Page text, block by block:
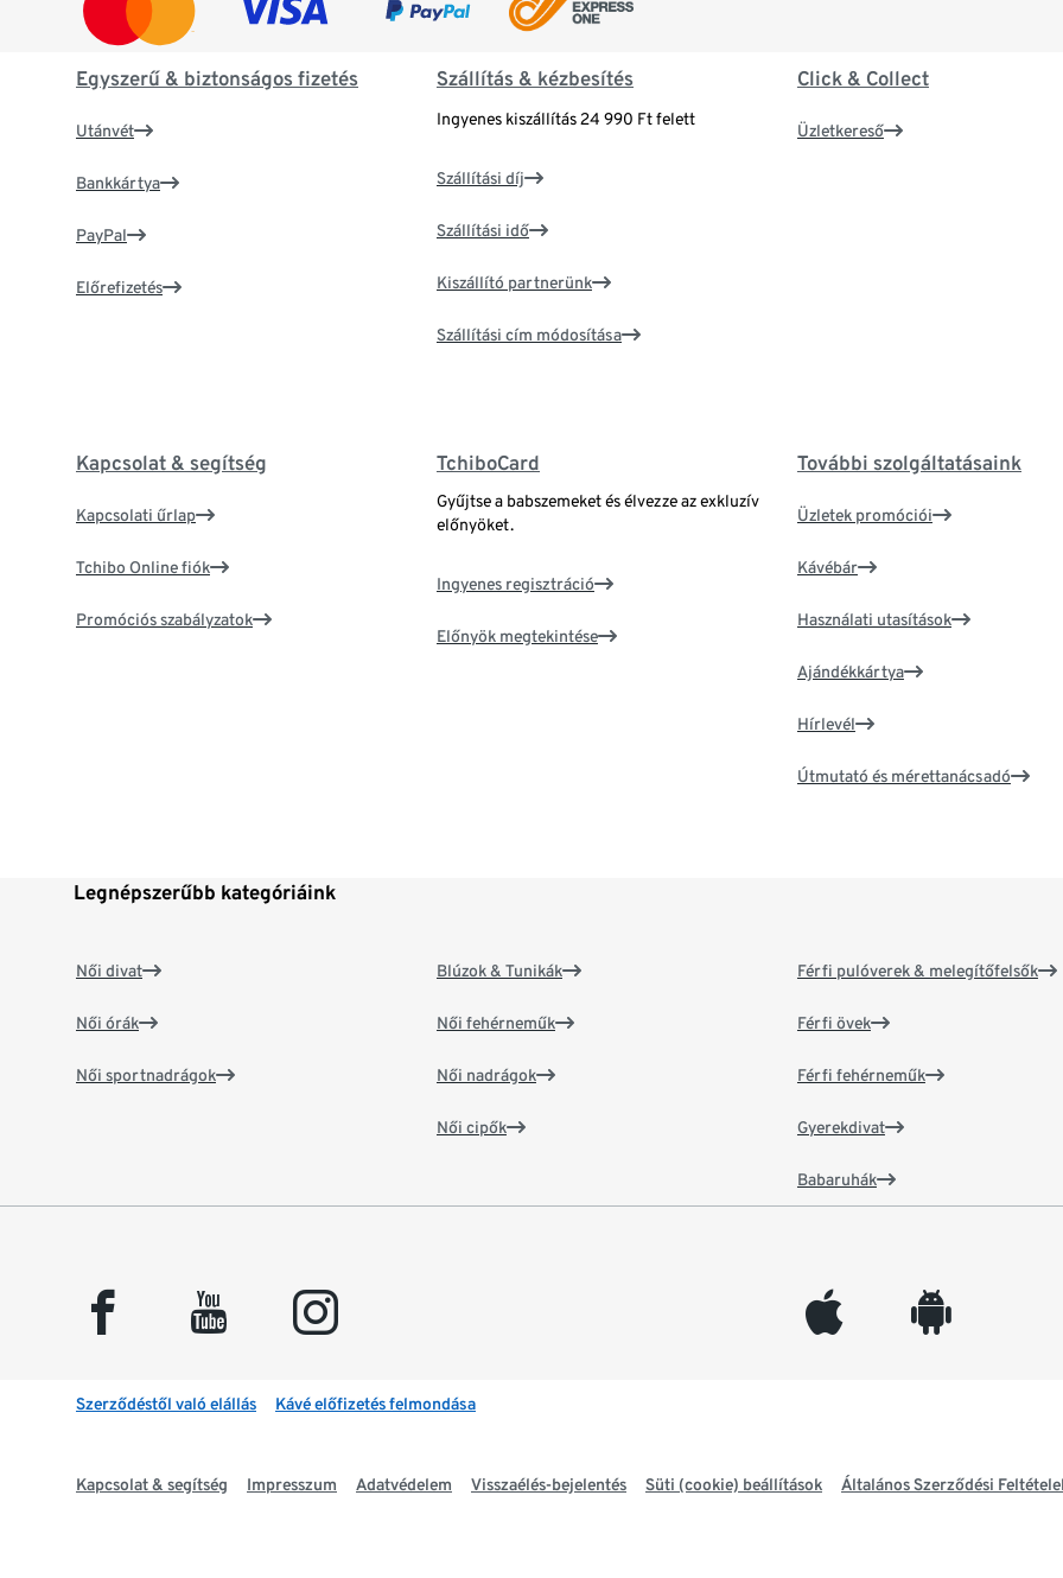
Egyszerű & biztonságos fizetés
Utánvét
Bankkártya
PayPal
Előrefizetés
Szállítás & kézbesítés
Ingyenes kiszállítás 24 990 Ft felett
Szállítási díj
Szállítási idő
Kiszállító partnerünk
Szállítási cím módosítása
Click & Collect
Üzletkereső
Kapcsolat & segítség
Kapcsolati űrlap
Tchibo Online fiók
Promóciós szabályzatok
TchiboCard
Gyűjtse a babszemeket és élvezze az exkluzív
előnyöket.
Ingyenes regisztráció
Előnyök megtekintése
További szolgáltatásaink
Üzletek promóciói
Kávébár
Használati utasítások
Ajándékkártya
Hírlevél
Útmutató és mérettanácsadó
Legnépszerűbb kategóriáink
Női divat
Női órák
Női sportnadrágok
Blúzok & Tunikák
Női fehérneműk
Női nadrágok
Női cipők
Férfi pulóverek & melegítőfelsők
Férfi övek
Férfi fehérneműk
Gyerekdivat
Babaruhák
facebook youtube instagram appleinc android
Szerződéstől való elállás Kávé előfizetés felmondása
Kapcsolat & segítség Impresszum Adatvédelem Visszaélés-bejelentés Süti (cookie) beállítások Általános Szerződési